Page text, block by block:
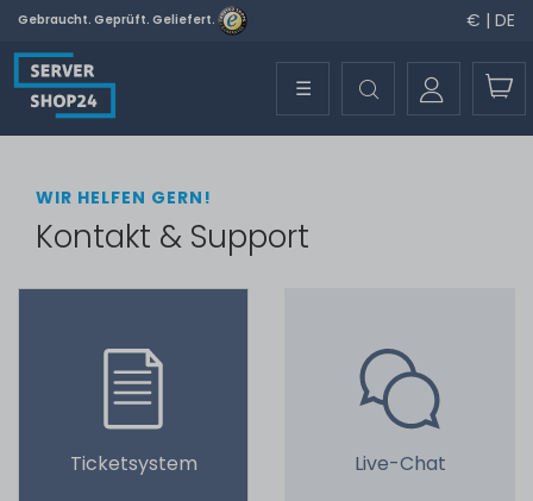
Gebraucht. Geprüft. Geliefert. € | DE
☰
WIR HELFEN GERN!
Kontakt & Support
Ticketsystem Live-Chat